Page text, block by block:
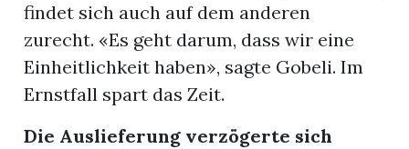
findet sich auch auf dem anderen
zurecht. «Es geht darum, dass wir eine
Einheitlichkeit haben», sagte Gobeli. Im
Ernstfall spart das Zeit.
Die Auslieferung verzögerte sich